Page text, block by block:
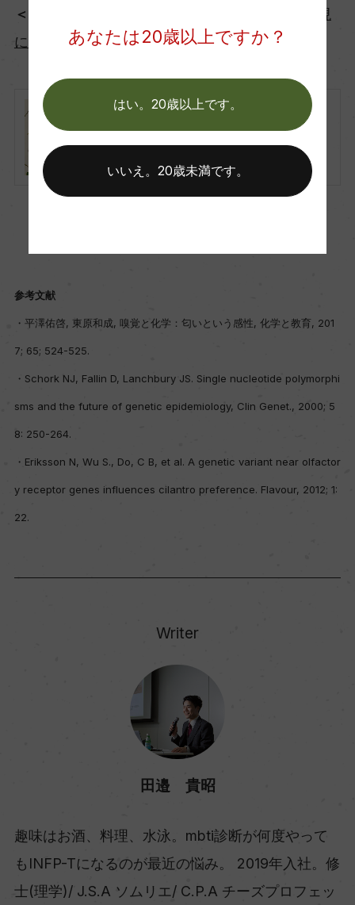
＜ 前の記事
『ロジカルに解説！赤ワインの表現
に『スミレの香り』はあり？！』
ロジカルに解説！赤ワインの表現
に『スミレの香り』はあり？！
参考文献
・平澤佑啓, 東原和成, 嗅覚と化学：匂いという感性, 化学と教育, 201
7; 65; 524-525.
・Schork NJ, Fallin D, Lanchbury JS. Single nucleotide polymorphi
sms and the future of genetic epidemiology, Clin Genet., 2000; 5
8: 250-264.
・Eriksson N, Wu S., Do, C B, et al. A genetic variant near olfactor
y receptor genes influences cilantro preference. Flavour, 2012; 1:
22.
Writer
田邉 貴昭
趣味はお酒、料理、水泳。mbti診断が何度やって
もINFP-Tになるのが最近の悩み。 2019年入社。修
士(理学)/ J.S.A ソムリエ/ C.P.A チーズプロフェッ
あなたは20歳以上ですか？
はい。20歳以上です。
いいえ。20歳未満です。